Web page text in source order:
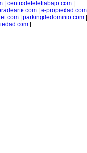
centrodeteletrabajo.com
| e-propiedad.com|
| parkingdedominio.com|
|